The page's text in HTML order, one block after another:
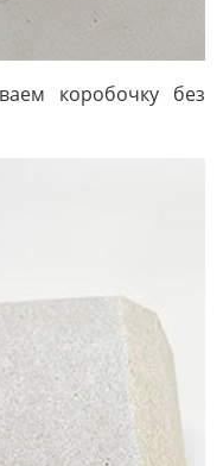
коробочку без